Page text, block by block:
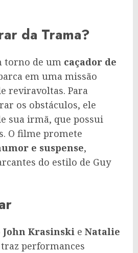
da Trama?
torno de um caçador de
em uma missão
reviravoltas. Para
os obstáculos, ele
sua irmã, que possui
O filme promete
e suspense,
do estilo de Guy
John Krasinski e Natalie
performances